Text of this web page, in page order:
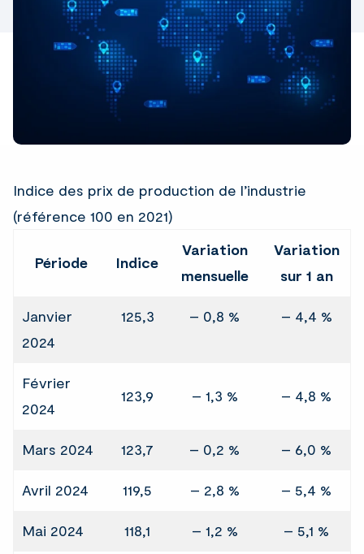
Indice des prix de production de l’industrie
(référence 100 en 2021)
Période Indice
Variation
mensuelle
Variation
sur 1 an
Janvier
2024
125,3 – 0,8 % – 4,4 %
Février
2024
123,9 – 1,3 % – 4,8 %
Mars 2024 123,7 – 0,2 % – 6,0 %
Avril 2024 119,5 – 2,8 % – 5,4 %
Mai 2024 118,1 – 1,2 % – 5,1 %